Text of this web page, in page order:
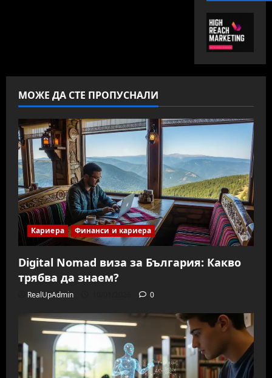
МОЖЕ ДА СТЕ ПРОПУСНАЛИ
Кариера Финанси и кариера
Digital Nomad виза за България: Какво
трябва да знаем?
RealUpAdmin 0